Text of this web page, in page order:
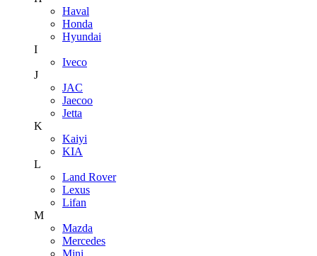
Haval
Honda
Hyundai
I
Iveco
J
JAC
Jaecoo
Jetta
K
Kaiyi
KIA
L
Land Rover
Lexus
Lifan
M
Mazda
Mercedes
Mini